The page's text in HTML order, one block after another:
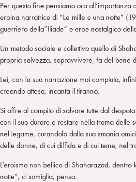
Per questo fine pensiamo ora
eroina narratrice di “Le mille e una notte”
guerriero della”Iliade” e eroe nostalgico
Un metodo sociale e collettivo quello di
propria salvezza, sopravvivere, fa del bene
Lei, con la sua narrazione mai compiuta,
creando attesa, incanta il tiranno.
Si offre al compito di salvare tutte dal
con il suo durare e restare nella trama delle
nel legame, curandolo dalla sua smania
delle donne, di cui diffida e di cui teme, nel
L’eroismo non bellico di Shaharazad,
notte”, ci somiglia, penso.